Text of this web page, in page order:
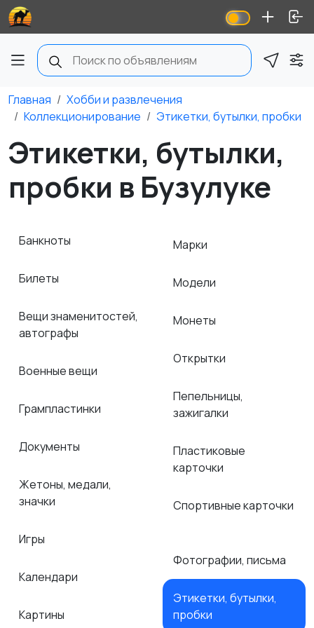
Главная
Хобби и развлечения
Коллекционирование
Этикетки, бутылки, пробки
Этикетки, бутылки,
пробки в Бузулуке
Банкноты
Билеты
Вещи знаменитостей,
автографы
Военные вещи
Грампластинки
Документы
Жетоны, медали,
значки
Игры
Календари
Картины
Марки
Модели
Монеты
Открытки
Пепельницы,
зажигалки
Пластиковые
карточки
Спортивные карточки
Фотографии, письма
Этикетки, бутылки,
пробки